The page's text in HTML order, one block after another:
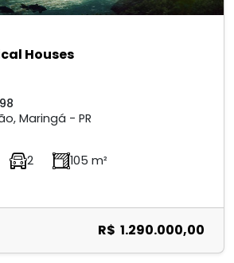
Houses
Maringá - PR
2 105 m²
R$ 1.290.000,00